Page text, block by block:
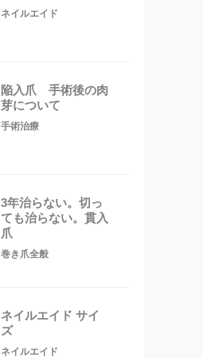
ネイルエイド
陥入爪 手術後の肉
芽について
手術治療
3年治らない。切っ
ても治らない。貫入
爪
巻き爪全般
ネイルエイド サイ
ズ
ネイルエイド